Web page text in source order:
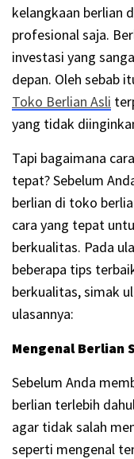
kelangkaan berlian
profesional saja.
investasi yang
depan. Oleh sebab
Toko Berlian Asli
yang tidak
Tapi bagaimana
tepat? Sebelum
berlian di toko
cara yang tepat
berkualitas. Pada
beberapa tips
berkualitas, simak
ulasannya:
Mengenal Berlian
Sebelum Anda
berlian terlebih
agar tidak salah
seperti mengenal